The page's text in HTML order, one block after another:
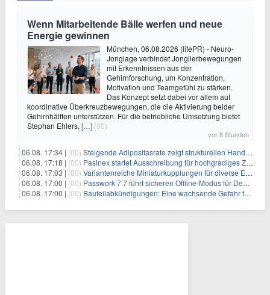
Wenn Mitarbeitende Bälle werfen und neue
Energie gewinnen
München, 06.08.2026 (lifePR) - Neuro-
Jonglage verbindet Jonglierbewegungen
mit Erkenntnissen aus der
Gehirnforschung, um Konzentration,
Motivation und Teamgefühl zu stärken.
Das Konzept setzt dabei vor allem auf
koordinative Überkreuzbewegungen, die die Aktivierung beider
Gehirnhälften unterstützen. Für die betriebliche Umsetzung bietet
Stephan Ehlers, […] (00)
vor 8 Stunden
06.08. 17:34 | (00) Steigende Adipositasrate zeigt strukturellen Handlungsbedarf bei der Ernährung schulpflichtiger Kinder
06.08. 17:18 | (00) Pasinex startet Ausschreibung für hochgradiges Zinksulfidkonzentrat mit Germanium- und Silbergehalten und stellt ein Betriebsupdate bereit
06.08. 17:03 | (00) Variantenreiche Miniaturkupplungen für diverse Einsatzbereiche
06.08. 17:00 | (00) Passwork 7.7 führt sicheren Offline-Modus für Desktop- und Mobile-Apps ein
06.08. 17:00 | (00) Bauteilabkündigungen: Eine wachsende Gefahr für industrielle Elektroniksysteme